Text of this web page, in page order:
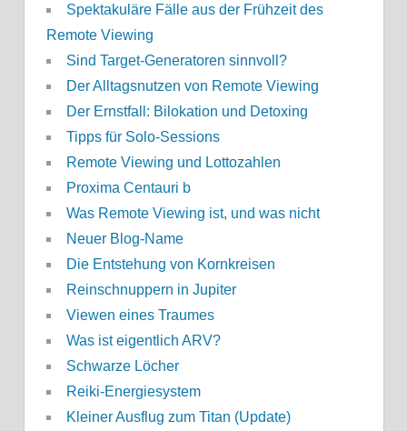
Spektakuläre Fälle aus der Frühzeit des
Remote Viewing
Sind Target-Generatoren sinnvoll?
Der Alltagsnutzen von Remote Viewing
Der Ernstfall: Bilokation und Detoxing
Tipps für Solo-Sessions
Remote Viewing und Lottozahlen
Proxima Centauri b
Was Remote Viewing ist, und was nicht
Neuer Blog-Name
Die Entstehung von Kornkreisen
Reinschnuppern in Jupiter
Viewen eines Traumes
Was ist eigentlich ARV?
Schwarze Löcher
Reiki-Energiesystem
Kleiner Ausflug zum Titan (Update)